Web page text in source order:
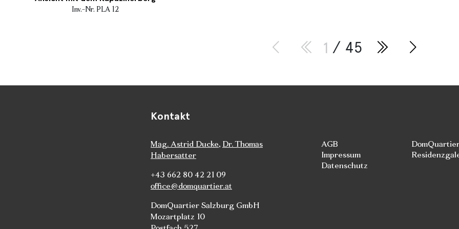
Inv.-Nr. PLA 12
1 / 45
Kontakt
Mag. Astrid Ducke, Dr. Thomas
Habersatter
+43 662 80 42 21 09
office@domquartier.at
DomQuartier Salzburg GmbH
Mozartplatz 10
AGB
Impressum
Datenschutz